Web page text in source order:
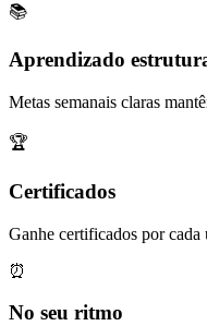
📚
Aprendizado
Metas semanais claras
🏆
Certificados
Ganhe certificados por cada
⏰
No seu ritmo